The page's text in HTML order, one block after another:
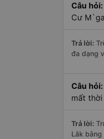
Câu hỏi:
Cư
Trả lời:
đa dạng
Câu hỏi:
mất
Trả lời:
Lắk bằng